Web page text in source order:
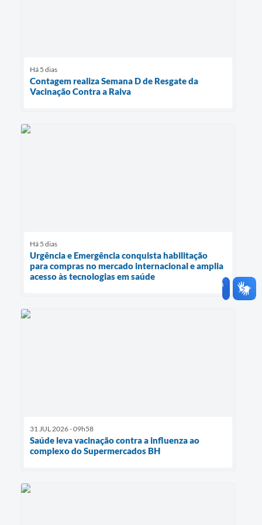
Há 5 dias
Contagem realiza Semana D de Resgate da
Vacinação Contra a Raiva
Há 5 dias
Urgência e Emergência conquista habilitação
para compras no mercado internacional e amplia
acesso às tecnologias em saúde
31 JUL 2026 - 09h58
Saúde leva vacinação contra a influenza ao
complexo do Supermercados BH